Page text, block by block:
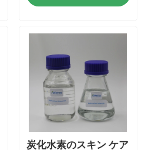
炭化水素のスキン ケア